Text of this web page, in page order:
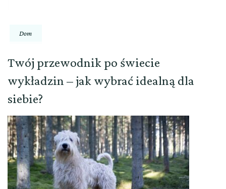
Dom
Twój przewodnik po świecie
wykładzin – jak wybrać idealną dla
siebie?